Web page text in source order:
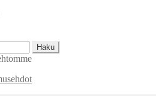
Haku